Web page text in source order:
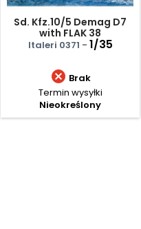
Sd. Kfz.10/5 Demag D7
with FLAK 38
Italeri 0371 - 1/35
 Brak
Termin wysyłki
Nieokreślony